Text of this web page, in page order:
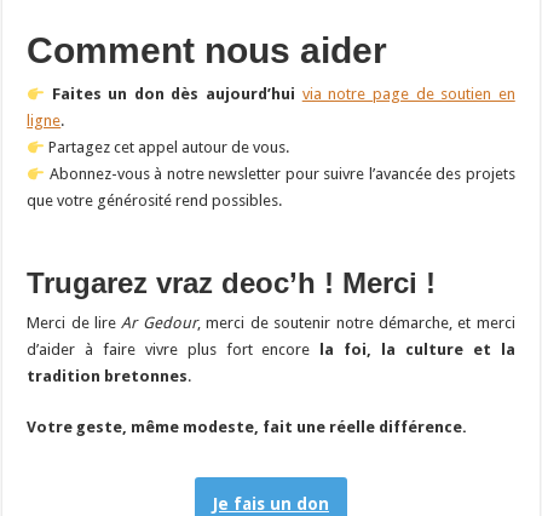
Comment nous aider
Faites un don dès aujourd’hui via notre page de soutien en
ligne.
Partagez cet appel autour de vous.
Abonnez-vous à notre newsletter pour suivre l’avancée des projets
que votre générosité rend possibles.
Trugarez vraz deoc’h ! Merci !
Merci de lireAr Gedour, merci de soutenir notre démarche, et merci
d’aider à faire vivre plus fort encore
la foi, la culture et la
tradition bretonnes.
Votre geste, même modeste, fait une réelle différence.
Je fais un don